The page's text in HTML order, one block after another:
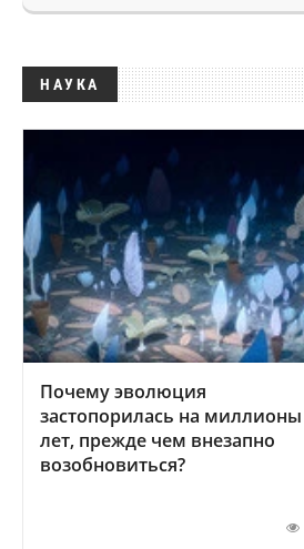
НАУКА
Почему эволюция
застопорилась на миллионы
лет, прежде чем внезапно
возобновиться?